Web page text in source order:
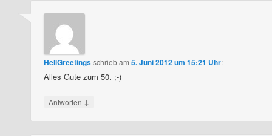
HellGreetingsschriebam5. Juni 2012 um 15:21 Uhr:
Alles Gute zum 50. ;-)
Antworten ↓